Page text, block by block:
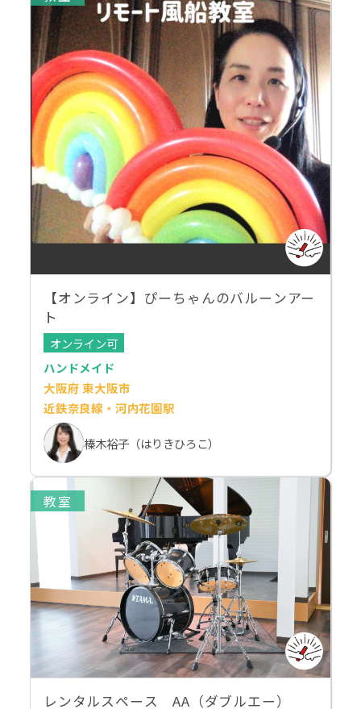
【オンライン】ぴーちゃんのバルーンアー
ト
オンライン可
ハンドメイド
大阪府 東大阪市
近鉄奈良線・河内花園駅
榛木裕子（はりきひろこ）
教室
レンタルスペース AA（ダブルエー）